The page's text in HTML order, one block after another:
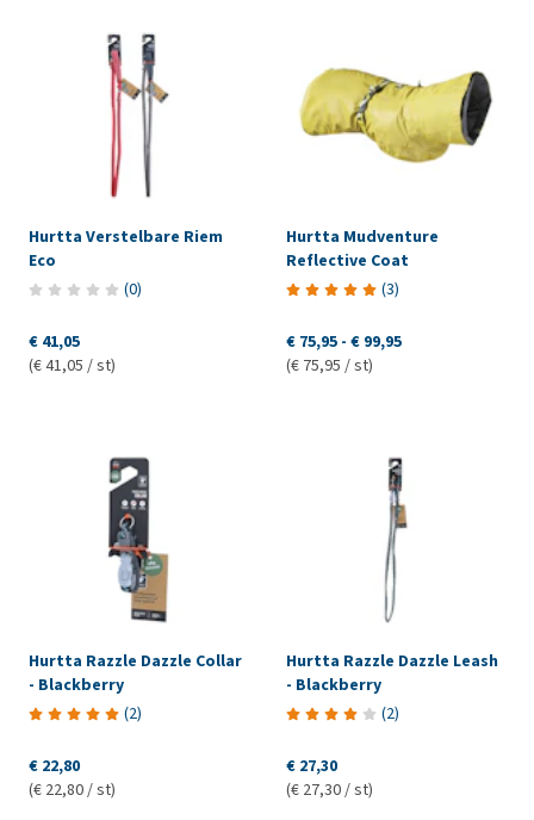
Hurtta Verstelbare Riem
Eco
(0)
€ 41,05
(€ 41,05 / st)
Hurtta Mudventure
Reflective Coat
(3)
€ 75,95 - € 99,95
(€ 75,95 / st)
Hurtta Razzle Dazzle Collar
- Blackberry
(2)
€ 22,80
(€ 22,80 / st)
Hurtta Razzle Dazzle Leash
- Blackberry
(2)
€ 27,30
(€ 27,30 / st)